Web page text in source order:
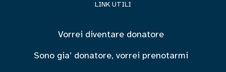
LINK UTILI
Vorrei diventare donatore
Sono gia’ donatore, vorrei prenotarmi